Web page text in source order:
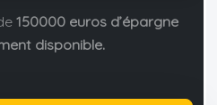
150000 euros d’épargne
disponible.